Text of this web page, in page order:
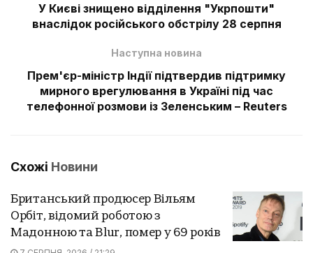
У Києві знищено відділення "Укрпошти"
внаслідок російського обстрілу 28 серпня
Наступна новина
Прем'єр-міністр Індії підтвердив підтримку
мирного врегулювання в Україні під час
телефонної розмови із Зеленським – Reuters
Схожі Новини
Британський продюсер Вільям
Орбіт, відомий роботою з
Мадонною та Blur, помер у 69 років